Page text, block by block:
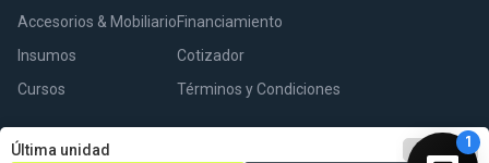
Última unidad remove add
Accesorios & Mobiliario
Insumos
Cursos
Financiamiento
Cotizador
Términos y Condiciones